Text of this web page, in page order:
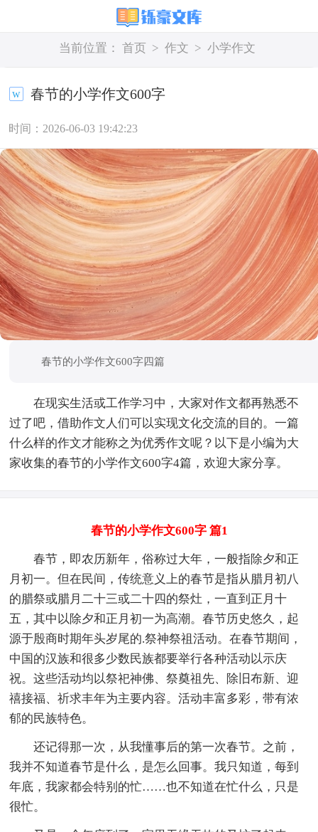
当前位置： 首页 > 作文 > 小学作文
春节的小学作文600字
时间：2026-06-03 19:42:23
春节的小学作文600字四篇
在现实生活或工作学习中，大家对作文都再熟悉不
过了吧，借助作文人们可以实现文化交流的目的。一篇
什么样的作文才能称之为优秀作文呢？以下是小编为大
家收集的春节的小学作文600字4篇，欢迎大家分享。
春节的小学作文600字 篇1
春节，即农历新年，俗称过大年，一般指除夕和正
月初一。但在民间，传统意义上的春节是指从腊月初八
的腊祭或腊月二十三或二十四的祭灶，一直到正月十
五，其中以除夕和正月初一为高潮。春节历史悠久，起
源于殷商时期年头岁尾的.祭神祭祖活动。在春节期间，
中国的汉族和很多少数民族都要举行各种活动以示庆
祝。这些活动均以祭祀神佛、祭奠祖先、除旧布新、迎
禧接福、祈求丰年为主要内容。活动丰富多彩，带有浓
郁的民族特色。
还记得那一次，从我懂事后的第一次春节。之前，
我并不知道春节是什么，是怎么回事。我只知道，每到
年底，我家都会特别的忙……也不知道在忙什么，只是
很忙。